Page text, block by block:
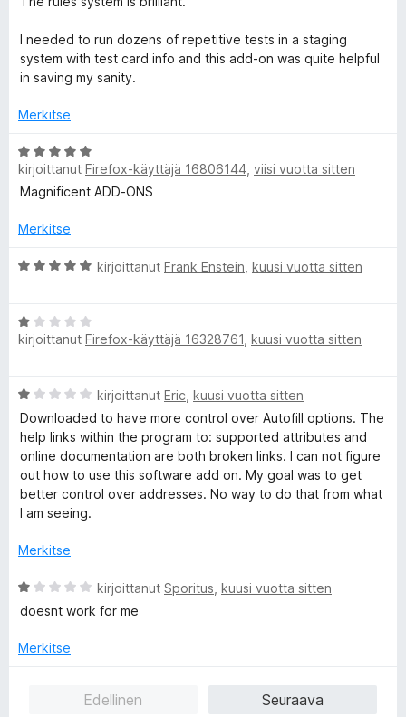
t
u
/
I needed to run dozens of repetitive tests in a staging
system with test card info and this add-on was quite helpful
in saving my sanity.
Merkitse
A
r
v
o
t
/
5
kirjoittanut Firefox-käyttäjä 16806144 viisi vuotta sitten
Magnificent ADD-ONS
Merkitse
A
i
o
u
5
/
5
kirjoittanut Frank Enstein kuusi vuotta sitten
A
r
o
t
u
1
/
5
kirjoittanut Firefox-käyttäjä 16328761 kuusi vuotta sitten
A
r
v
o
t
1
5
kirjoittanut Eric kuusi vuotta sitten
Downloaded to have more control over Autofill options. The
help links within the program to: supported attributes and
online documentation are both broken links. I can not figure
out how to use this software add on. My goal was to get
better control over addresses. No way to do that from what
I am seeing.
Merkitse
A
r
i
kirjoittanut Sporitus kuusi vuotta sitten
doesnt work for me
Merkitse
Edellinen
Seuraava